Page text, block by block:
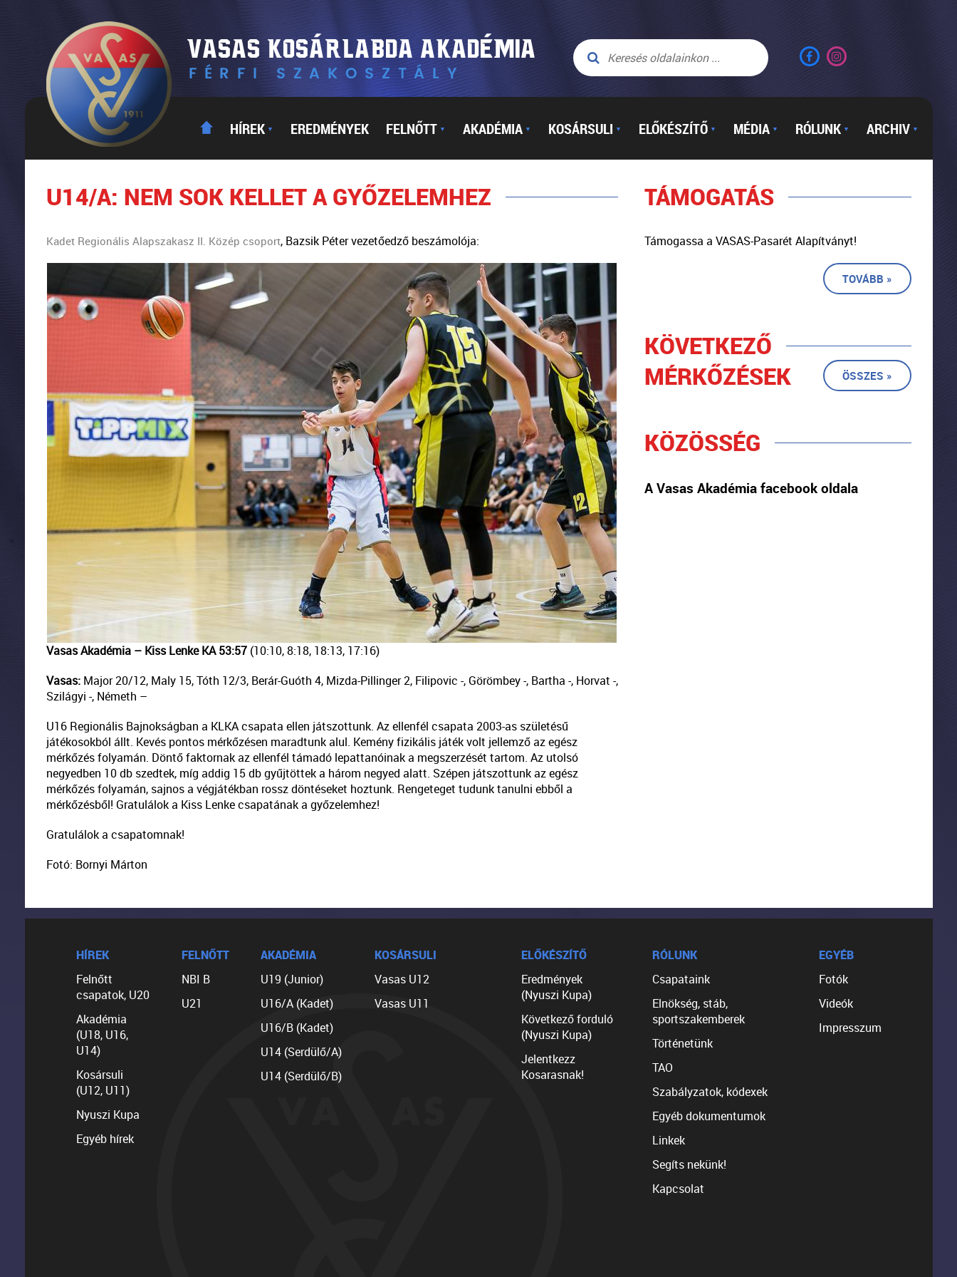
HÍREK ▼ EREDMÉNYEK FELNŐTT ▼ AKADÉMIA ▼ KOSÁRSULI ▼ ELŐKÉSZÍTŐ ▼ MÉDIA ▼ RÓLUNK ▼ ARCHIV ▼
U14/A: NEM SOK KELLET A GYŐZELEMHEZ
Kadet Regionális Alapszakasz II. Közép csoport, Bazsik Péter vezetőedző beszámolója:
Vasas Akadémia – Kiss Lenke KA 53:57(10:10, 8:18, 18:13, 17:16)
Vasas:Major 20/12, Maly 15, Tóth 12/3, Berár-Guóth 4, Mizda-Pillinger 2, Filipovic -, Görömbey -, Bartha -, Horvat -,
Szilágyi -, Németh –
U16 Regionális Bajnokságban a KLKA csapata ellen játszottunk. Az ellenfél csapata 2003-as születésű
játékosokból állt. Kevés pontos mérkőzésen maradtunk alul. Kemény fizikális játék volt jellemző az egész
mérkőzés folyamán. Döntő faktornak az ellenfél támadó lepattanóinak a megszerzését tartom. Az utolsó
negyedben 10 db szedtek, míg addig 15 db gyűjtöttek a három negyed alatt. Szépen játszottunk az egész
mérkőzés folyamán, sajnos a végjátékban rossz döntéseket hoztunk. Rengeteget tudunk tanulni ebből a
mérkőzésből! Gratulálok a Kiss Lenke csapatának a győzelemhez!
Gratulálok a csapatomnak!
Fotó: Bornyi Márton
TÁMOGATÁS
Támogassa a VASAS-Pasarét Alapítványt!
TOVÁBB »
KÖVETKEZŐ
MÉRKŐZÉSEK
ÖSSZES »
KÖZÖSSÉG
A Vasas Akadémia facebook oldala
HÍREK
Felnőtt
csapatok, U20
Akadémia
(U18, U16,
U14)
Kosársuli
(U12, U11)
Nyuszi Kupa
Egyéb hírek
FELNŐTT
NBI B
U21
AKADÉMIA
U19 (Junior)
U16/A (Kadet)
U16/B (Kadet)
U14 (Serdülő/A)
U14 (Serdülő/B)
KOSÁRSULI
Vasas U12
Vasas U11
ELŐKÉSZÍTŐ
Eredmények
(Nyuszi Kupa)
Következő forduló
(Nyuszi Kupa)
Jelentkezz
Kosarasnak!
RÓLUNK
Csapataink
Elnökség, stáb,
sportszakemberek
Történetünk
TAO
Szabályzatok, kódexek
Egyéb dokumentumok
Linkek
Segíts nekünk!
Kapcsolat
EGYÉB
Fotók
Videók
Impresszum